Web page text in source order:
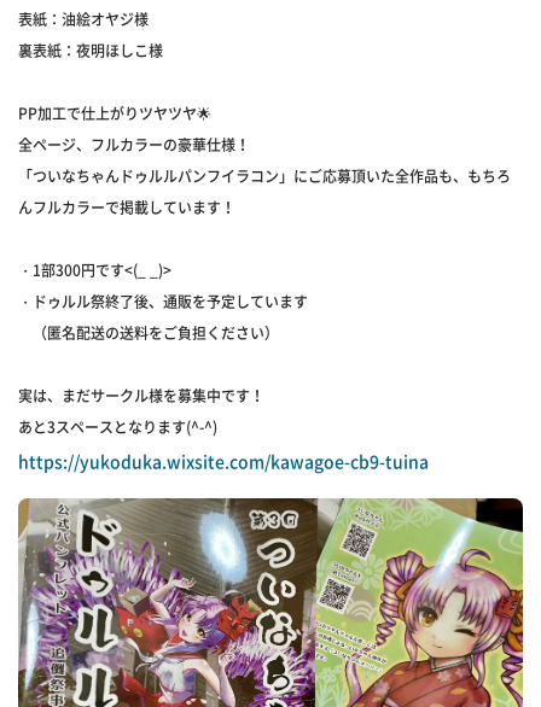
表紙：油絵オヤジ様
裏表紙：夜明ほしこ様
PP加工で仕上がりツヤツヤ🌟
全ページ、フルカラーの豪華仕様！
「ついなちゃんドゥルルパンフイラコン」にご応募頂いた全作品も、もちろ
んフルカラーで掲載しています！
・1部300円です<(_ _)>
・ドゥルル祭終了後、通販を予定しています
（匿名配送の送料をご負担ください）
実は、まだサークル様を募集中です！
あと3スペースとなります(^-^)
https://yukoduka.wixsite.com/kawagoe-cb9-tuina